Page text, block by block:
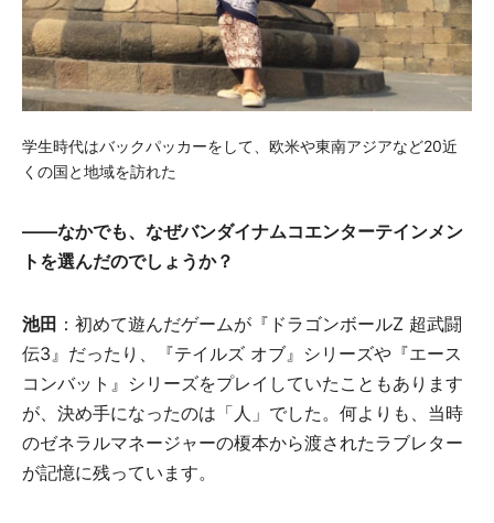
学生時代はバックパッカーをして、欧米や東南アジアなど20近
くの国と地域を訪れた
――なかでも、なぜバンダイナムコエンターテインメン
トを選んだのでしょうか？
池田 ：初めて遊んだゲームが『ドラゴンボールZ 超武闘
伝3』だったり、『テイルズ オブ』シリーズや『エース
コンバット』シリーズをプレイしていたこともあります
が、決め手になったのは「人」でした。何よりも、当時
のゼネラルマネージャーの榎本から渡されたラブレター
が記憶に残っています。